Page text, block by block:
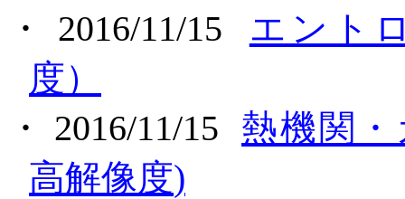
・
2016/11/15
エント
度）
・
2016/11/15 熱機関
高解像度)